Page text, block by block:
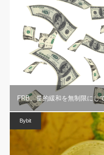
FRB、量的緩和を無制限にし
Bybit